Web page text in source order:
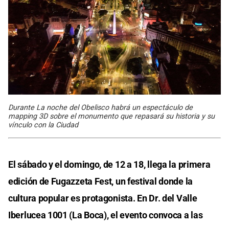
Durante La noche del Obelisco habrá un espectáculo de
mapping 3D sobre el monumento que repasará su historia y su
vínculo con la Ciudad
El sábado y el domingo, de 12 a 18, llega la primera
edición de Fugazzeta Fest, un festival donde la
cultura popular es protagonista. En Dr. del Valle
Iberlucea 1001 (La Boca), el evento convoca a las